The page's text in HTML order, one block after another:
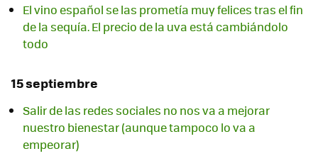
El vino español se las prometía muy felices tras el fin
de la sequía. El precio de la uva está cambiándolo
todo
15 septiembre
Salir de las redes sociales no nos va a mejorar
nuestro bienestar (aunque tampoco lo va a
empeorar)